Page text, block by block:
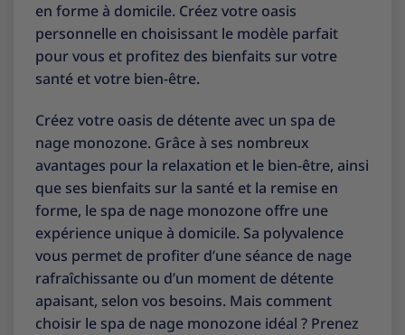
en forme à domicile. Créez votre oasis
personnelle en choisissant le modèle parfait
pour vous et profitez des bienfaits sur votre
santé et votre bien-être.
Créez votre oasis de détente avec un spa de
nage monozone. Grâce à ses nombreux
avantages pour la relaxation et le bien-être, ainsi
que ses bienfaits sur la santé et la remise en
forme, le spa de nage monozone offre une
expérience unique à domicile. Sa polyvalence
vous permet de profiter d’une séance de nage
rafraîchissante ou d’un moment de détente
apaisant, selon vos besoins. Mais comment
choisir le spa de nage monozone idéal ? Prenez